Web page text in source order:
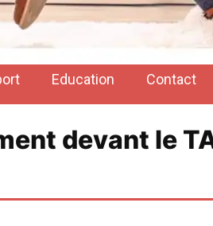
Education Contact
devant le